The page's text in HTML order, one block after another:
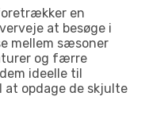
en
at besøge i
mellem sæsoner
og færre
ideelle til
opdage de skjulte